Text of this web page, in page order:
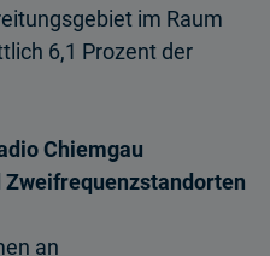
im Raum
6,1 Prozent der
Chiemgau
an